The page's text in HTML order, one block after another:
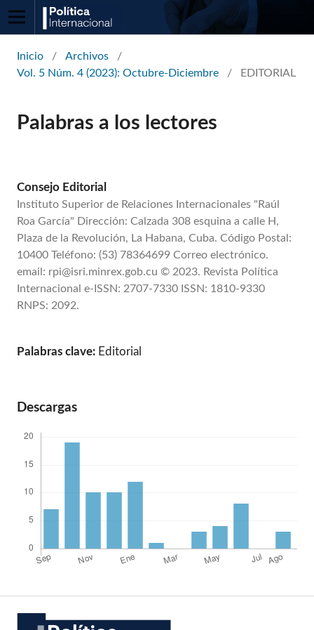
Inicio / Archivos
/
Vol. 5 Núm. 4 (2023): Octubre-Diciembre
/ EDITORIAL
Palabras a los lectores
Consejo Editorial
Instituto Superior de Relaciones Internacionales "Raúl
Roa García" Dirección: Calzada 308 esquina a calle H,
Plaza de la Revolución, La Habana, Cuba. Código Postal:
10400 Teléfono: (53) 78364699 Correo electrónico.
email: rpi@isri.minrex.gob.cu © 2023. Revista Política
Internacional e-ISSN: 2707-7330 ISSN: 1810-9330
RNPS: 2092.
Palabras clave: Editorial
Descargas